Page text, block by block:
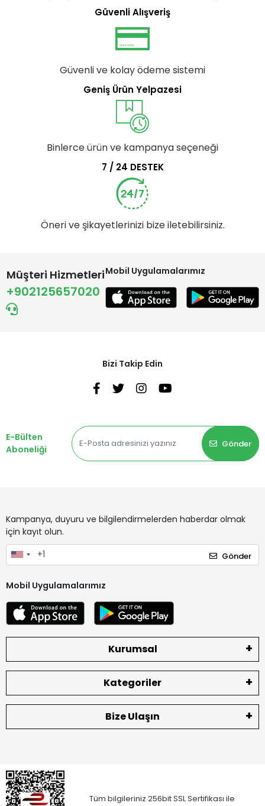
Güvenli Alışveriş
Güvenli ve kolay ödeme sistemi
Geniş Ürün Yelpazesi
Binlerce ürün ve kampanya seçeneği
7 / 24 DESTEK
Öneri ve şikayetlerinizi bize iletebilirsiniz.
Müşteri Hizmetleri
+902125657020
Mobil Uygulamalarımız
Bizi Takip Edin
E-Bülten
Aboneliği
Gönder
Kampanya, duyuru ve bilgilendirmelerden haberdar olmak
için kayıt olun.
Gönder
Mobil Uygulamalarımız
Kurumsal
Kategoriler
Bize Ulaşın
Tüm bilgileriniz 256bit SSL Sertifikası ile